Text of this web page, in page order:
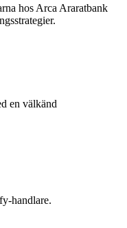
hos Arca Araratbank
en välkänd
handlare.